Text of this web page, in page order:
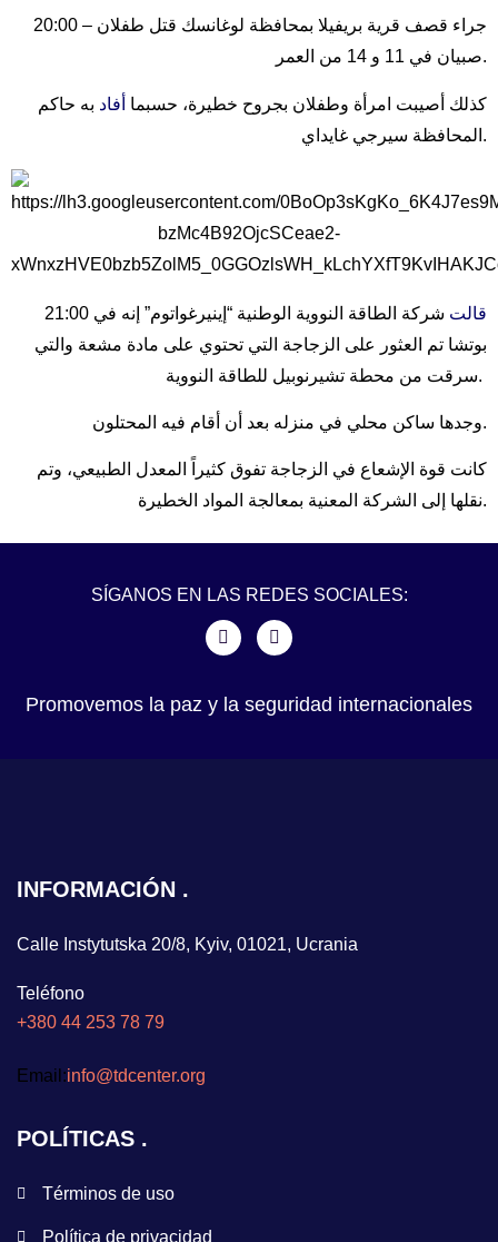
20:00 جراء قصف قرية بريفيلا بمحافظة لوغانسك قتل طفلان –
صبيان في 11 و 14 من العمر.
كذلك أصيبت امرأة وطفلان بجروح خطيرة، حسبما أفاد به حاكم
المحافظة سيرجي غايداي.
21:00 قالت شركة الطاقة النووية الوطنية “إينيرغواتوم” إنه في
بوتشا تم العثور على الزجاجة التي تحتوي على مادة مشعة والتي
سرقت من محطة تشيرنوبيل للطاقة النووية.
وجدها ساكن محلي في منزله بعد أن أقام فيه المحتلون.
كانت قوة الإشعاع في الزجاجة تفوق كثيراً المعدل الطبيعي، وتم
نقلها إلى الشركة المعنية بمعالجة المواد الخطيرة.
SÍGANOS EN LAS REDES SOCIALES:
Promovemos la paz y la seguridad internacionales
INFORMACIÓN
Calle Instytutska 20/8, Kyiv, 01021, Ucrania
Teléfono
+380 44 253 78 79
Email:info@tdcenter.org
POLÍTICAS
Términos de uso
Política de privacidad